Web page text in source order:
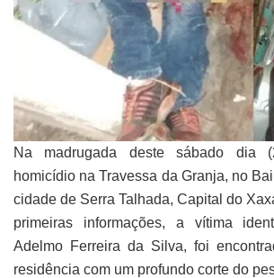
Na madrugada deste sábado dia
homicídio na Travessa da Granja, no
cidade de Serra Talhada, Capital do
primeiras informações, a vítima
Adelmo Ferreira da Silva, foi
residência com um profundo corte do